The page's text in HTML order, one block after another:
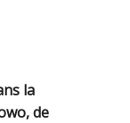
la
de